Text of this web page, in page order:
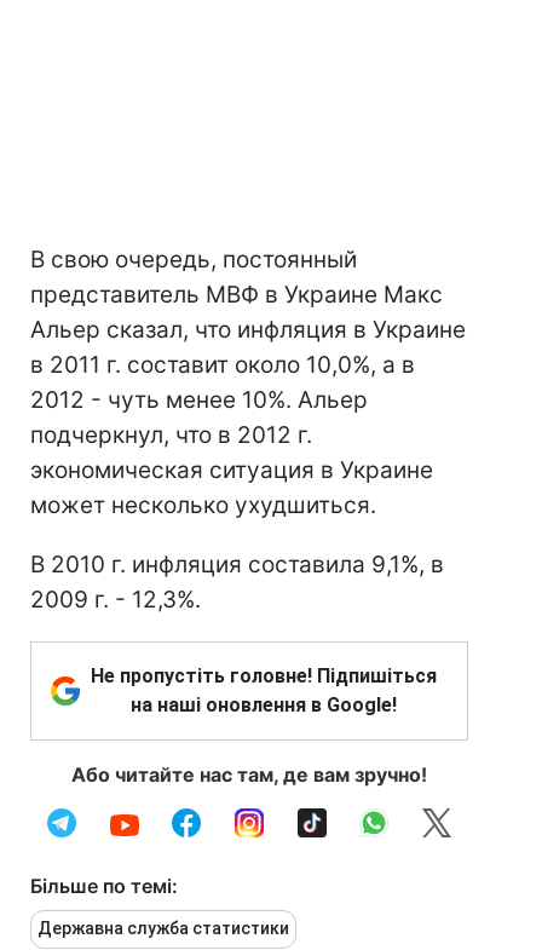
В свою очередь, постоянный
представитель МВФ в Украине Макс
Альер сказал, что инфляция в Украине
в 2011 г. составит около 10,0%, а в
2012 - чуть менее 10%. Альер
подчеркнул, что в 2012 г.
экономическая ситуация в Украине
может несколько ухудшиться.
В 2010 г. инфляция составила 9,1%, в
2009 г. - 12,3%.
Не пропустіть головне! Підпишіться
на наші оновлення в Google!
Або читайте нас там, де вам зручно!
Більше по темі:
Державна служба статистики